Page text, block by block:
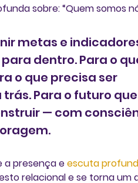
sobre: “Quem somos
metas e
dentro. Para o
o que precisa ser
Para o futuro
— com
a presença e escuta
relacional e se torna um